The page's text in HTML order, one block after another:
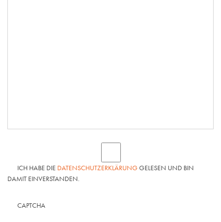
ICH HABE DIE DATENSCHUTZERKLÄRUNG GELESEN UND BIN
DAMIT EINVERSTANDEN.
CAPTCHA